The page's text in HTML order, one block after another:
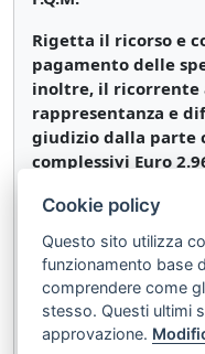
Rigetta il ricorso e
pagamento delle
inoltre, il ricorrente
rappresentanza e
giudizio dalla parte
complessivi Euro
In caso di diffusione
norma dell'art. 52
dalla legge.
Così deciso in Roma,
Cookie policy
Questo sito utilizza
funzionamento base
comprendere come
stesso. Questi ultimi
approvazione.